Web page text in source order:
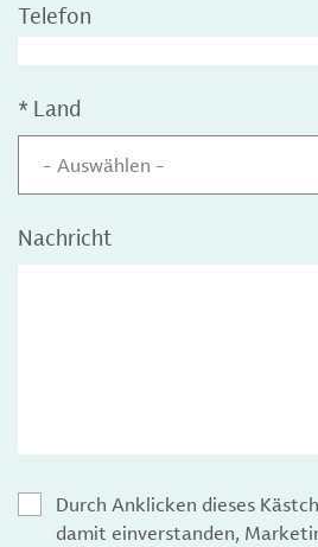
Telefon
* Land
- Auswählen -
Nachricht
Durch Anklicken dieses
damit einverstanden,